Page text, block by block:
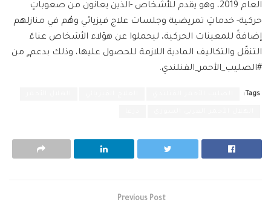
العام 2019، وهو يقدم للأشخاص -الذين يعانون من صعوباتٍ
حركية- خدماتٍ تمريضية وجلسات علاج فيزيائي وهُم في منازلهم
إضافةً للمعينات الحركية، ليحملوا عن هؤلاء الأشخاص عناءَ
التنقّل والتكاليف المادية اللازمة للحصول عليها، وذلك بدعم ٍ من
#الصليب_الأحمر_الفنلندي.
Tags:
Previous Post